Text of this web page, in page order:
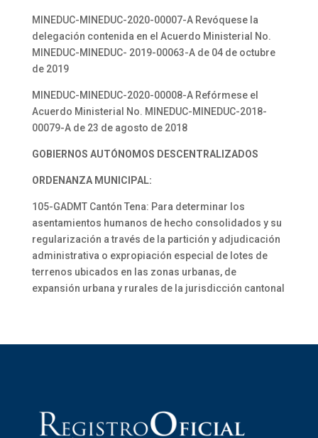
MINEDUC-MINEDUC-2020-00007-A Revóquese la
delegación contenida en el Acuerdo Ministerial No.
MINEDUC-MINEDUC- 2019-00063-A de 04 de octubre
de 2019
MINEDUC-MINEDUC-2020-00008-A Refórmese el
Acuerdo Ministerial No. MINEDUC-MINEDUC-2018-
00079-A de 23 de agosto de 2018
GOBIERNOS AUTÓNOMOS DESCENTRALIZADOS
ORDENANZA MUNICIPAL:
105-GADMT Cantón Tena: Para determinar los
asentamientos humanos de hecho consolidados y su
regularización a través de la partición y adjudicación
administrativa o expropiación especial de lotes de
terrenos ubicados en las zonas urbanas, de
expansión urbana y rurales de la jurisdicción cantonal